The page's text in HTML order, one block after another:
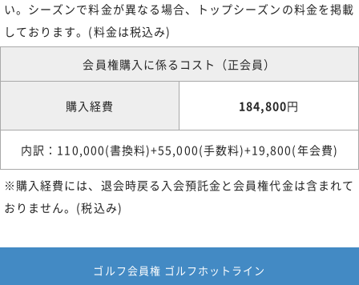
い。シーズンで料金が異なる場合、トップシーズンの料金を掲載
しております。(料金は税込み)
会員権購入に係るコスト（正会員）
購入経費 184,800円
内訳：110,000(書換料)+55,000(手数料)+19,800(年会費)
※購入経費には、退会時戻る入会預託金と会員権代金は含まれて
おりません。(税込み)
ゴルフ会員権 ゴルフホットライン